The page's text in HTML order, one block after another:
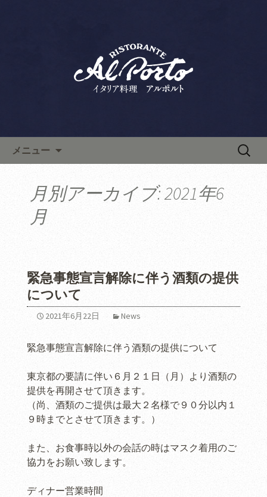
西麻布で人気のイタリアン「リ
ストランテ アルポルト」の新
人気のイタリア料理店です。上質な空
間は記念日やデート、接待にもおすす
め。こちらから最新情報やお料理教室
メニュー
検
月別アーカイブ: 2021年6
月
緊急事態宣言解除に伴う酒類の提供
について
2021年6月22日 News
緊急事態宣言解除に伴う酒類の提供について
東京都の要請に伴い６月２１日（月）より酒類の
提供を再開させて頂きます。
（尚、酒類のご提供は最大２名様で９０分以内１
９時までとさせて頂きます。）
また、お食事時以外の会話の時はマスク着用のご
協力をお願い致します。
ディナー営業時間